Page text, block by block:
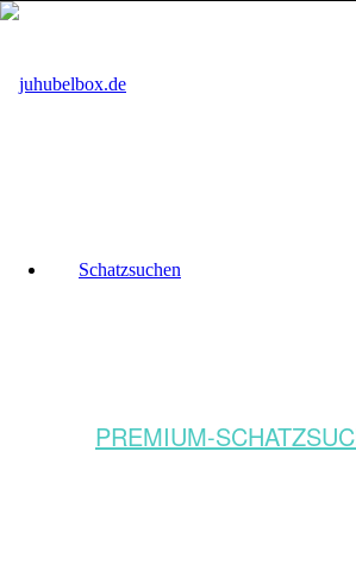
Schatzsuchen
PREMIUM-